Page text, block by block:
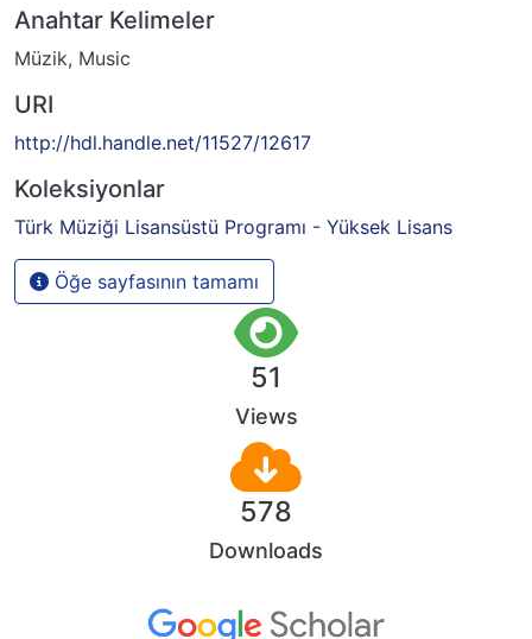
Anahtar Kelimeler
Müzik, Music
URI
http://hdl.handle.net/11527/12617
Koleksiyonlar
Türk Müziği Lisansüstü Programı - Yüksek Lisans
Öğe sayfasının tamamı
51
Views
578
Downloads